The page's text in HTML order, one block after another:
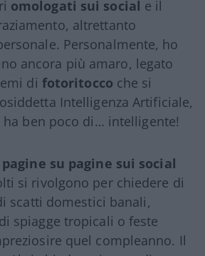
omologati sui social e il
altrettanto
Personalmente, ho
ancora più amaro, legato
di fotoritocco che si
Intelligenza Artificiale,
ha ben poco di… intelligente!
pagine su pagine sui social
si rivolgono per chiedere di
scatti domestici banali,
spiagge tropicali o feste
quel compleanno. Il